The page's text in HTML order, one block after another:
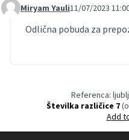
Comment 2
Miryam Yauli11/07/2023
Odlična pobuda za
Referenca:
Številka različice 7
Add